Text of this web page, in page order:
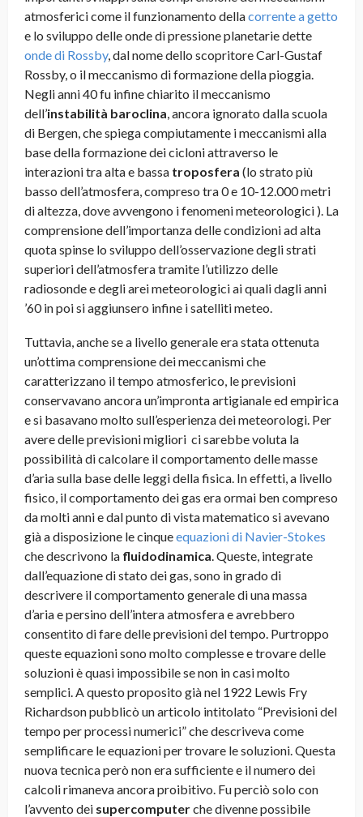
atmosferici come il funzionamento dellacorrente a getto
e lo sviluppo delle onde di pressione planetarie dette
onde di Rossby, dal nome dello scopritore Carl-Gustaf
Rossby, o il meccanismo di formazione della pioggia.
Negli anni 40 fu infine chiarito il meccanismo
dell’instabilità baroclina, ancora ignorato dalla scuola
di Bergen, che spiega compiutamente i meccanismi alla
base della formazione dei cicloni attraverso le
interazioni tra alta e bassa troposfera (lo strato più
basso dell’atmosfera, compreso tra 0 e 10-12.000 metri
di altezza, dove avvengono i fenomeni meteorologici ). La
comprensione dell’importanza delle condizioni ad alta
quota spinse lo sviluppo dell’osservazione degli strati
superiori dell’atmosfera tramite l’utilizzo delle
radiosonde e degli arei meteorologici ai quali dagli anni
’60 in poi si aggiunsero infine i satelliti meteo.
Tuttavia, anche se a livello generale era stata ottenuta
un’ottima comprensione dei meccanismi che
caratterizzano il tempo atmosferico, le previsioni
conservavano ancora un’impronta artigianale ed empirica
e si basavano molto sull’esperienza dei meteorologi. Per
avere delle previsioni migliori ci sarebbe voluta la
possibilità di calcolare il comportamento delle masse
d’aria sulla base delle leggi della fisica. In effetti, a livello
fisico, il comportamento dei gas era ormai ben compreso
da molti anni e dal punto di vista matematico si avevano
già a disposizione le cinqueequazioni di Navier-Stokes
che descrivono la fluidodinamica. Queste, integrate
dall’equazione di stato dei gas, sono in grado di
descrivere il comportamento generale di una massa
d’aria e persino dell’intera atmosfera e avrebbero
consentito di fare delle previsioni del tempo. Purtroppo
queste equazioni sono molto complesse e trovare delle
soluzioni è quasi impossibile se non in casi molto
semplici. A questo proposito già nel 1922 Lewis Fry
Richardson pubblicò un articolo intitolato “Previsioni del
tempo per processi numerici” che descriveva come
semplificare le equazioni per trovare le soluzioni. Questa
nuova tecnica però non era sufficiente e il numero dei
calcoli rimaneva ancora proibitivo. Fu perciò solo con
l’avvento dei supercomputerche divenne possibile